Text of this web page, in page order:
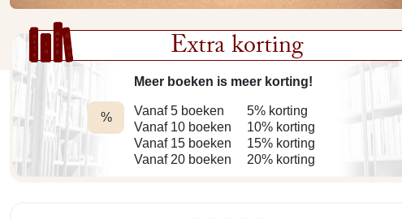
Extra korting
%
Meer boeken is meer korting!
Vanaf 5 boeken
Vanaf 10 boeken
Vanaf 15 boeken
Vanaf 20 boeken
5% korting
10% korting
15% korting
20% korting